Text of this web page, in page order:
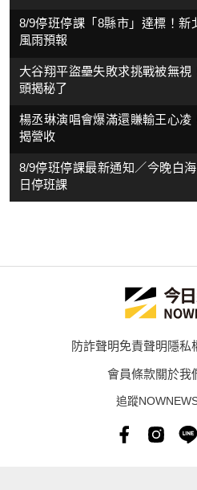
8/9停班停課「8縣市」達標！
風雨預報
大谷翔平盜壘失敗求挑戰被無
頭揭秘了
楊丞琳演唱會爆滿還賺輸王心凌
揭營收
8/9停班停課最新通知／今晚白
日停班課
防詐聲明免責聲明隱私
會員條款關於我
追蹤